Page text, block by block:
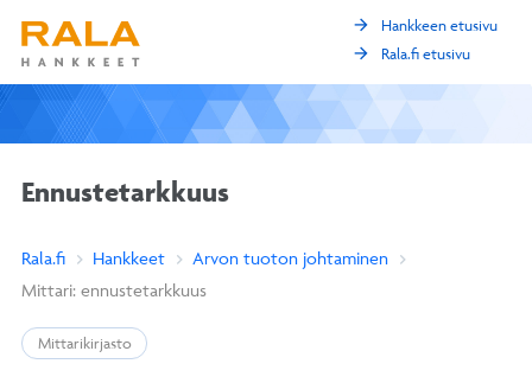
arrow_forward
Hankkeen etusivu
arrow_forward
Rala.fi etusivu
Ennustetarkkuus
Rala.fi Hankkeet
Arvon tuoton johtaminen
Mittari: ennustetarkkuus
Mittarikirjasto